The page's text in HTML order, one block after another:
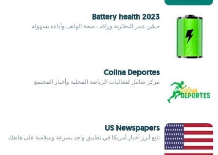
Battery health 2023
حسّن عمر البطارية وراقب صحة الهاتف وأداءه بسهولة
Colina Deportes
مركز شامل لفعاليات الرياضة المحلية وأخبار المجتمع
US Newspapers
تابع أبرز أخبار أمريكا في تطبيق واحد بسرعة وسلاسة على هاتفك